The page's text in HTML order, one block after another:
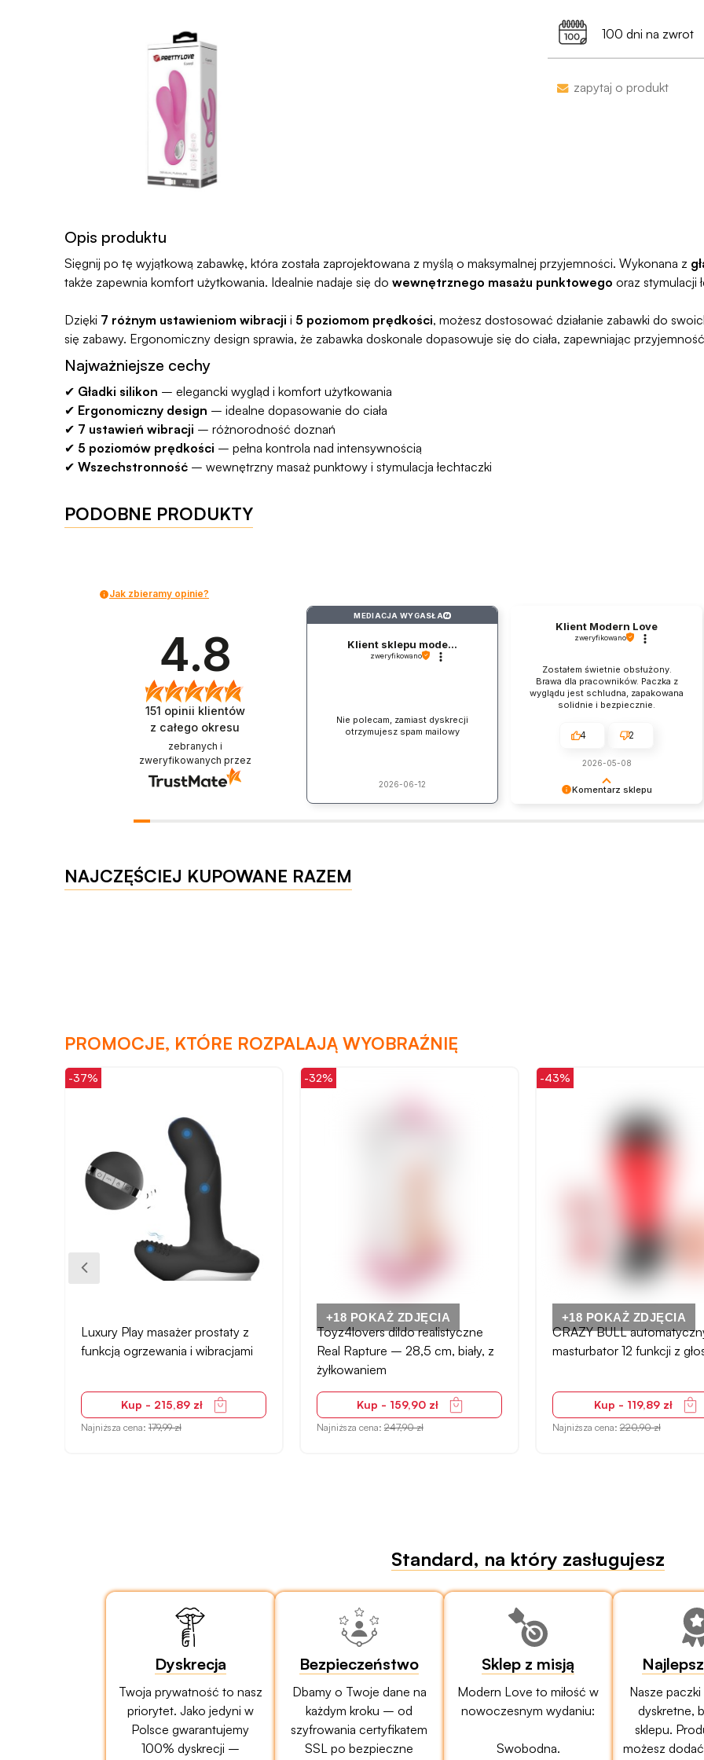
min. 199 zł
100 dni na zwrot
proces jesy
zapytaj o produkt
Opis produktu
Sięgnij po tę wyjątkową zabawkę, która została zaprojektowana z myślą o maksymalnej przyjemności. Wykonana z
także zapewnia komfort użytkowania. Idealnie nadaje się do wewnętrznego masażu punktowego oraz stymulacji
Dzięki 7 różnym ustawieniom wibracji i 5 poziomom prędkości, możesz dostosować działanie zabawki do
się zabawy. Ergonomiczny design sprawia, że zabawka doskonale dopasowuje się do ciała, zapewniając
Najważniejsze cechy
✔ Gładki silikon – elegancki wygląd i komfort użytkowania
✔ Ergonomiczny design – idealne dopasowanie do ciała
✔ 7 ustawień wibracji – różnorodność doznań
✔ 5 poziomów prędkości – pełna kontrola nad intensywnością
✔ Wszechstronność – wewnętrzny masaż punktowy i stymulacja łechtaczki
PODOBNE PRODUKTY
Jak zbieramy opinie?
4.8
151 opinii klientów
z całego okresu
zebranych i
zweryfikowanych przez
MEDIACJA WYGASŁA ?
Klient sklepu mode...
zweryfikowano
Nie polecam, zamiast dyskrecji
otrzymujesz spam mailowy
2026-06-12 Komentarz sklepu
Klient Modern Love
zweryfikowano
Zostałem świetnie obsłużony.
Brawa dla pracowników. Paczka z
wyglądu jest schludna, zapakowana
solidnie i bezpiecznie.
4 2
2026-05-08
NAJCZĘŚCIEJ KUPOWANE RAZEM
PROMOCJE, KTÓRE ROZPALAJĄ WYOBRAŹNIĘ
-37%
Luxury Play masażer prostaty z
funkcją ogrzewania i wibracjami
Kup - 215,89 zł
Najniższa cena: 179,99 zł
+18 POKAŻ ZDJĘCIA
-32%
Toyz4lovers dildo realistyczne
Real Rapture – 28,5 cm, biały, z
żyłkowaniem
Kup - 159,90 zł
Najniższa cena:247,90 zł
+18 POKAŻ ZDJĘCIA
-43%
CRAZY BULL
masturbator 12 funkcji z
Kup - 119,89 zł
Najniższa cena:220,90 zł
Standard, na który zasługujesz
Dyskrecja
Twoja prywatność to nasz
priorytet. Jako jedyni w
Polsce gwarantujemy
100% dyskrecji –
Bezpieczeństwo
Dbamy o Twoje dane na
każdym kroku – od
szyfrowania certyfikatem
SSL po bezpieczne
Sklep z misją
Modern Love to miłość w
nowoczesnym wydaniu:
Swobodna.
Nasze
dyskretne,
sklepu.
możesz